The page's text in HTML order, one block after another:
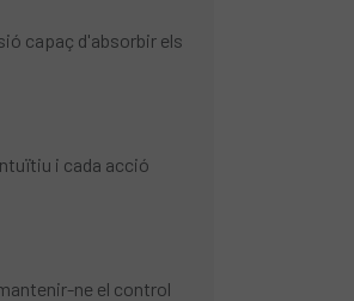
capaç d'absorbir els
i cada acció
ne el control